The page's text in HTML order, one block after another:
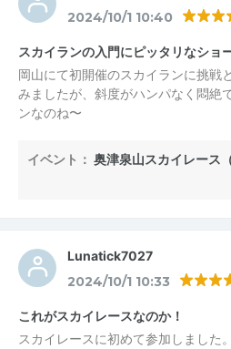
2024/10/1 10:40
スカイランの入門にピッタリなショ
岡山にて初開催のスカイランに挑戦
みましたが、斜度がハンパなく悶絶
ンなのね〜
イベント： 奥津泉山スカイレース
Lunatick7027
2024/10/1 10:33
これがスカイレースなのか！
スカイレースに初めて参加しました